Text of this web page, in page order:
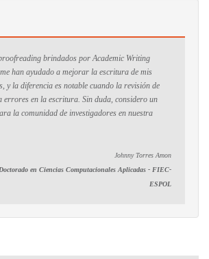
brindados por Academic Writing
han ayudado a mejorar la escritura de mis
y la diferencia es notable cuando la revisión de
errores en la escritura. Sin duda, considero un
la comunidad de investigadores en nuestra
Johnny Torres Amon
en Ciencias Computacionales Aplicadas - FIEC-
ESPOL